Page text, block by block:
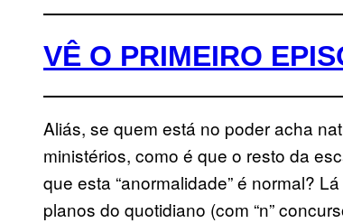
VÊ O PRIMEIRO
Aliás, se quem está no poder acha
ministérios, como é que o resto da
que esta “anormalidade” é normal?
planos do quotidiano (com “n”